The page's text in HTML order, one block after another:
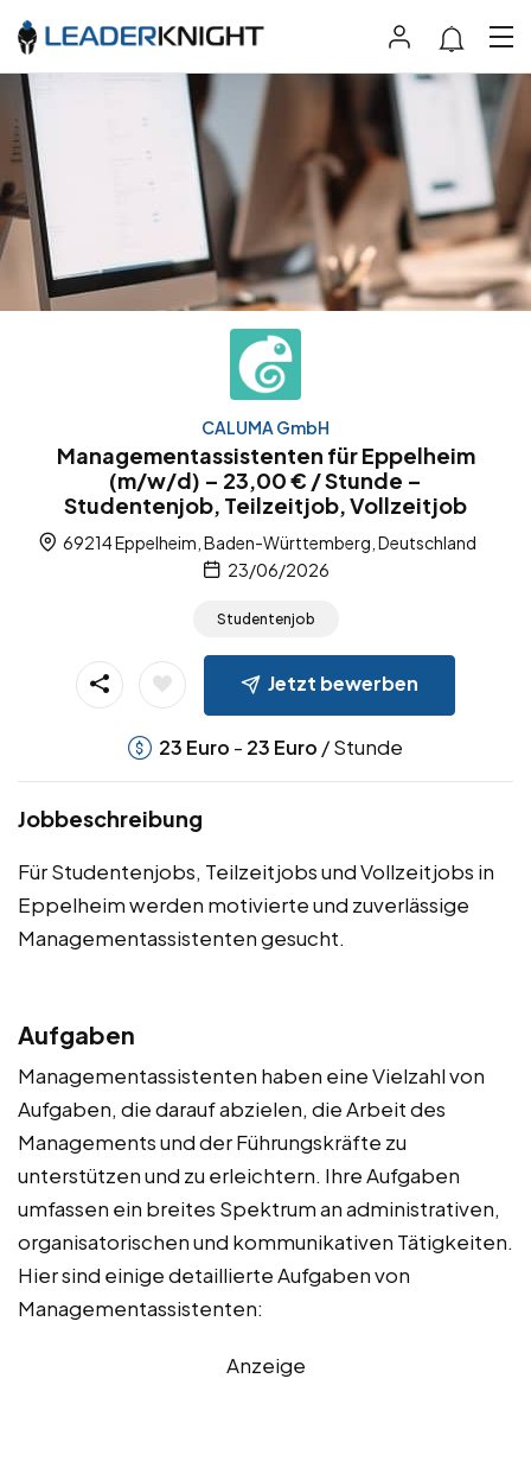
CALUMA GmbH
Managementassistenten für Eppelheim
(m/w/d) – 23,00 € / Stunde –
Studentenjob, Teilzeitjob, Vollzeitjob
69214 Eppelheim, Baden-Württemberg, Deutschland
23/06/2026
Studentenjob
Jetzt bewerben
23 Euro - 23 Euro / Stunde
Jobbeschreibung
Für Studentenjobs, Teilzeitjobs und Vollzeitjobs in
Eppelheim werden motivierte und zuverlässige
Managementassistenten gesucht.
Aufgaben
Managementassistenten haben eine Vielzahl von
Aufgaben, die darauf abzielen, die Arbeit des
Managements und der Führungskräfte zu
unterstützen und zu erleichtern. Ihre Aufgaben
umfassen ein breites Spektrum an administrativen,
organisatorischen und kommunikativen Tätigkeiten.
Hier sind einige detaillierte Aufgaben von
Managementassistenten:
Anzeige